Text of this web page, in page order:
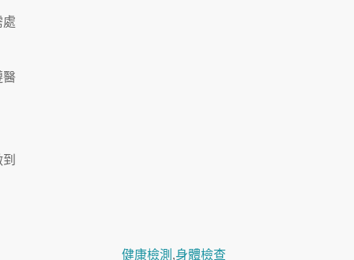
處
醫
健康檢測 ,身體檢查